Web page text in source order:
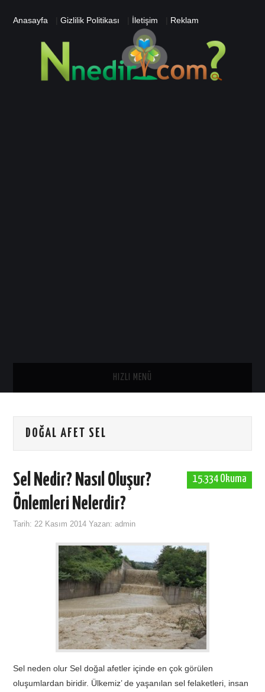
Anasayfa |Gizlilik Politikası İletişim Reklam
HIZLI MENÜ
SAĞLIK
TARIH
ASTROLOJI
DOĞAL AFET SEL
15.334 Okuma
Sel Nedir? Nasıl Oluşur?
Önlemleri Nelerdir?
Tarih: 22 Kasım 2014 Yazan:admin
Sel neden olur Sel doğal afetler içinde en çok görülen
oluşumlardan biridir. Ülkemiz’ de yaşanılan sel felaketleri, insan